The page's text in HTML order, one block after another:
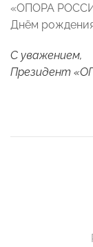
«ОПОРА
Днём
С уважением,
Президент